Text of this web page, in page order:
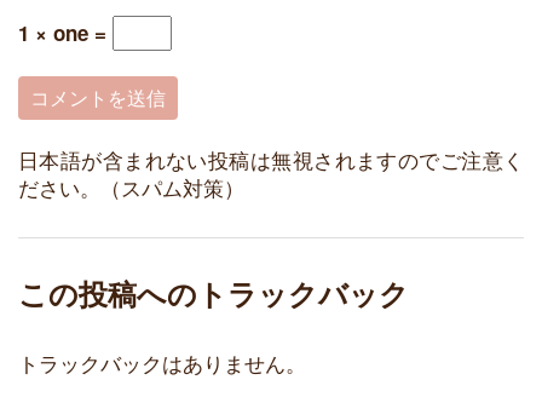
1 × one =
日本語が含まれない投稿は無視されますのでご注意く
ださい。（スパム対策）
この投稿へのトラックバック
トラックバックはありません。